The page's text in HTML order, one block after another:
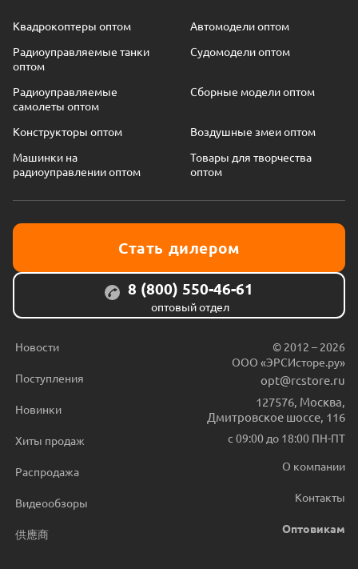
Квадрокоптеры оптом
Автомодели оптом
Радиоуправляемые танки
оптом
Судомодели оптом
Радиоуправляемые
самолеты оптом
Сборные модели оптом
Конструкторы оптом
Воздушные змеи оптом
Машинки на
радиоуправлении оптом
Товары для творчества
оптом
Стать дилером
8 (800) 550-46-61
оптовый отдел
Новости
Поступления
Новинки
Хиты продаж
Распродажа
Видеообзоры
供應商
© 2012 – 2026
ООО «ЭРСИсторе.ру»
opt@rcstore.ru
127576 Москва
Дмитровское шоссе, 116
с 09:00 до 18:00 ПН-ПТ
О компании
Контакты
Оптовикам